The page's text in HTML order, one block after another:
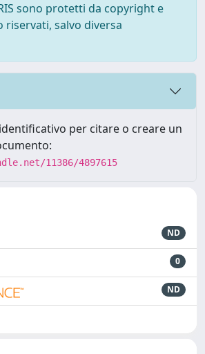
sono protetti da copyright e
salvo diversa
per citare o creare un
11386/4897615
ND
0
ND